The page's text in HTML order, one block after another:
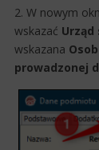
2. W nowym
wskazać Urząd
wskazana
prowadzonej